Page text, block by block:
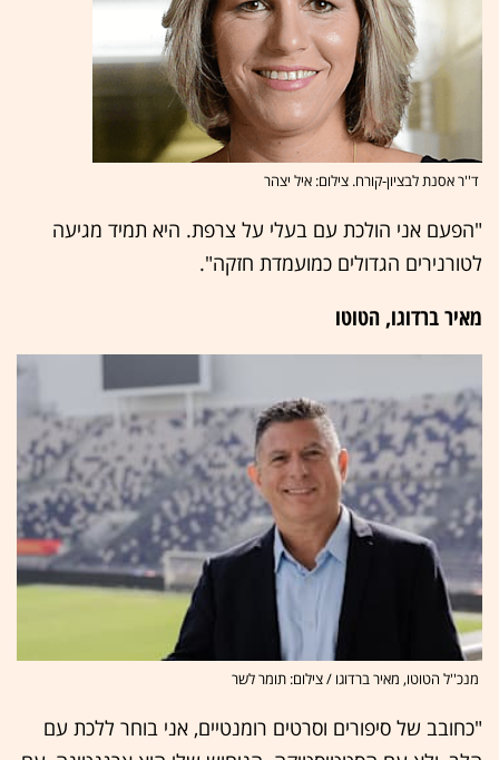
ד''ר אסנת לבציון-קורח. צילום: איל יצהר
"הפעם אני הולכת עם בעלי על צרפת. היא תמיד מגיעה
לטורנירים הגדולים כמועמדת חזקה".
מאיר ברדוגו, הטוטו
מנכ''ל הטוטו, מאיר ברדוגו / צילום: תומר לשר
"כחובב של סיפורים וסרטים רומנטיים, אני בוחר ללכת עם